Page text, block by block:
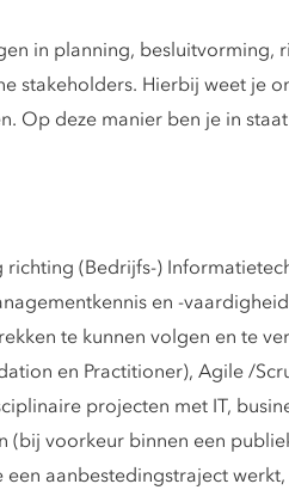
in planning, besluitvorming,
stakeholders. Hierbij weet je
Op deze manier ben je in
(Bedrijfs-)
en -
te kunnen volgen en te
en Practitioner), Agile /
projecten met IT,
voorkeur binnen een
aanbestedingstraject